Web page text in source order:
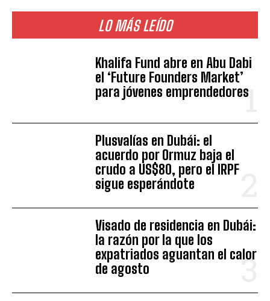
LO MÁS LEÍDO
Khalifa Fund abre en Abu Dabi
el ‘Future Founders Market’
para jóvenes emprendedores
Plusvalías en Dubái: el
acuerdo por Ormuz baja el
crudo a US$80, pero el IRPF
sigue esperándote
Visado de residencia en Dubái:
la razón por la que los
expatriados aguantan el calor
de agosto